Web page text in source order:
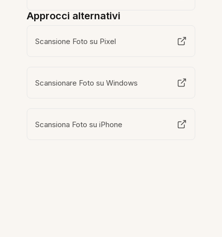
Approcci alternativi
Scansione Foto su Pixel
Scansionare Foto su Windows
Scansiona Foto su iPhone